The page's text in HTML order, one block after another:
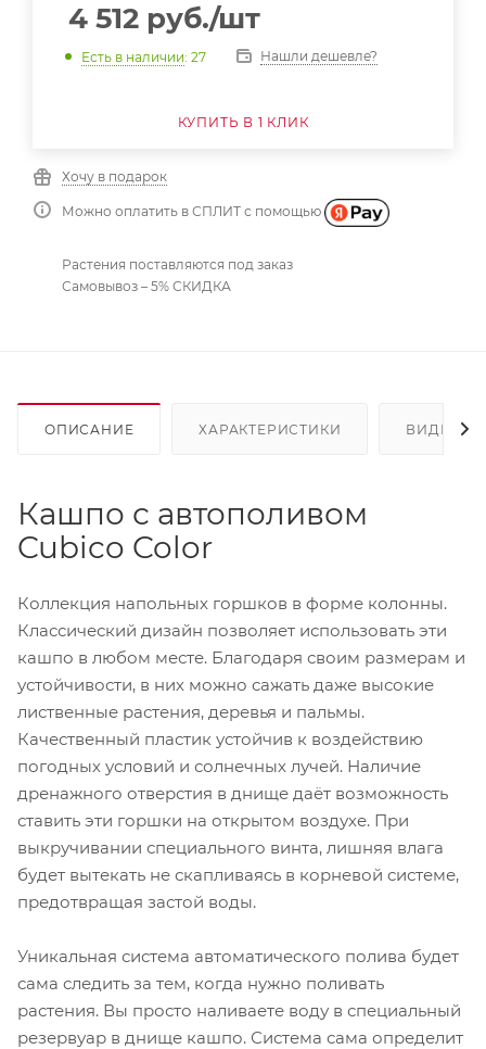
4 512 руб./шт
Есть в наличии: 27 Нашли дешевле?
КУПИТЬ В 1 КЛИК
Хочу в подарок
Можно оплатить в СПЛИТ с помощью
Растения поставляются под заказ
Самовывоз – 5% СКИДКА
ОПИСАНИЕ ХАРАКТЕРИСТИКИ ВИДЕО
Кашпо с автополивом
Cubico Color
Коллекция напольных горшков в форме колонны.
Классический дизайн позволяет использовать эти
кашпо в любом месте. Благодаря своим размерам и
устойчивости, в них можно сажать даже высокие
лиственные растения, деревья и пальмы.
Качественный пластик устойчив к воздействию
погодных условий и солнечных лучей. Наличие
дренажного отверстия в днище даёт возможность
ставить эти горшки на открытом воздухе. При
выкручивании специального винта, лишняя влага
будет вытекать не скапливаясь в корневой системе,
предотвращая застой воды.
Уникальная система автоматического полива будет
сама следить за тем, когда нужно поливать
растения. Вы просто наливаете воду в специальный
резервуар в днище кашпо. Система сама определит